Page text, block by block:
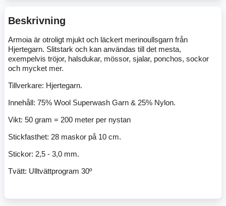
Beskrivning
Armoia är otroligt mjukt och läckert merinoullsgarn från
Hjertegarn. Slitstark och kan användas till det mesta,
exempelvis tröjor, halsdukar, mössor, sjalar, ponchos, sockor
och mycket mer.
Tillverkare: Hjertegarn.
Innehåll: 75% Wool Superwash Garn & 25% Nylon.
Vikt: 50 gram = 200 meter per nystan
Stickfasthet: 28 maskor på 10 cm.
Stickor: 2,5 - 3,0 mm.
Tvätt: Ulltvättprogram 30º